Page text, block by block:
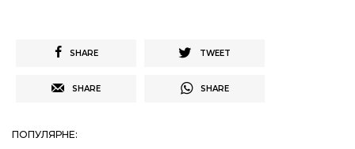
SHARE TWEET
SHARE SHARE
ПОПУЛЯРНЕ: